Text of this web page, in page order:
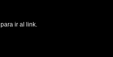
para ir al link.